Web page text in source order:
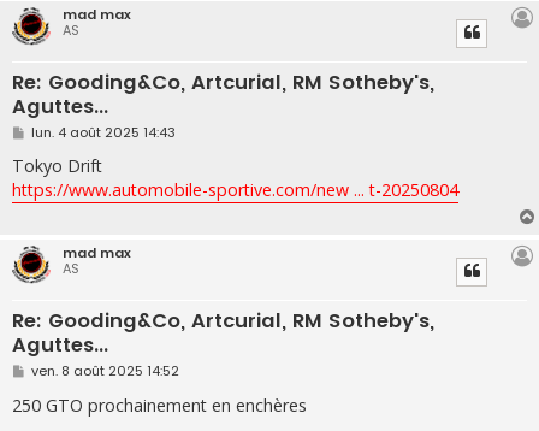
mad max
AS
Re: Gooding&Co, Artcurial, RM Sotheby's,
Aguttes...
M
s
s
a
g
lun. 4 août 2025 14:43
Tokyo Drift
https://www.automobile-sportive.com/new ... t-20250804
mad max
AS
Re: Gooding&Co, Artcurial, RM Sotheby's,
Aguttes...
M
s
s
ven. 8 août 2025 14:52
250 GTO prochainement en enchères